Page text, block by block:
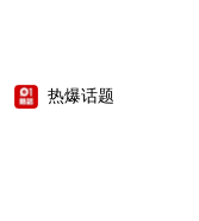
热爆话题